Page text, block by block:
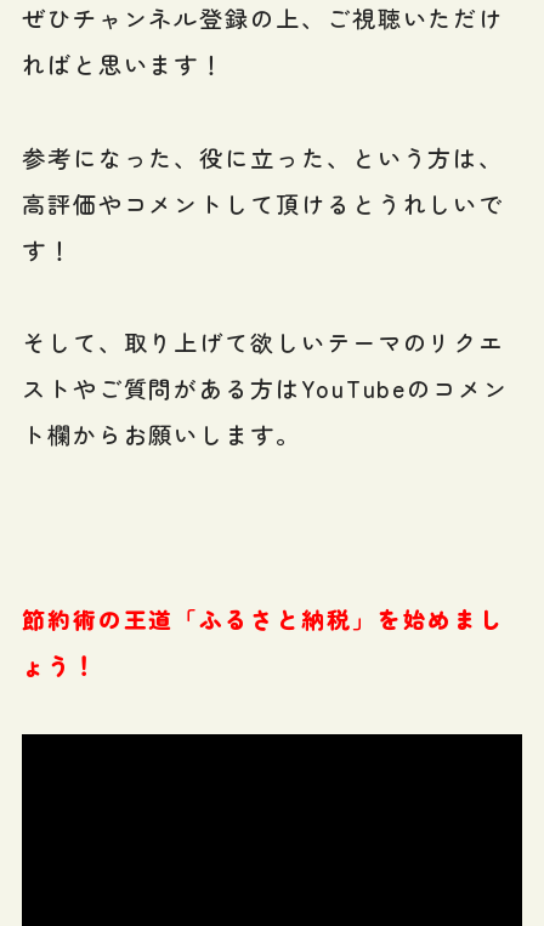
ぜひチャンネル登録の上、ご視聴いただけ
ればと思います！
参考になった、役に立った、という方は、
高評価やコメントして頂けるとうれしいで
す！
そして、取り上げて欲しいテーマのリクエ
ストやご質問がある方はYouTubeのコメン
ト欄からお願いします。
節約術の王道「ふるさと納税」を始めまし
ょう！